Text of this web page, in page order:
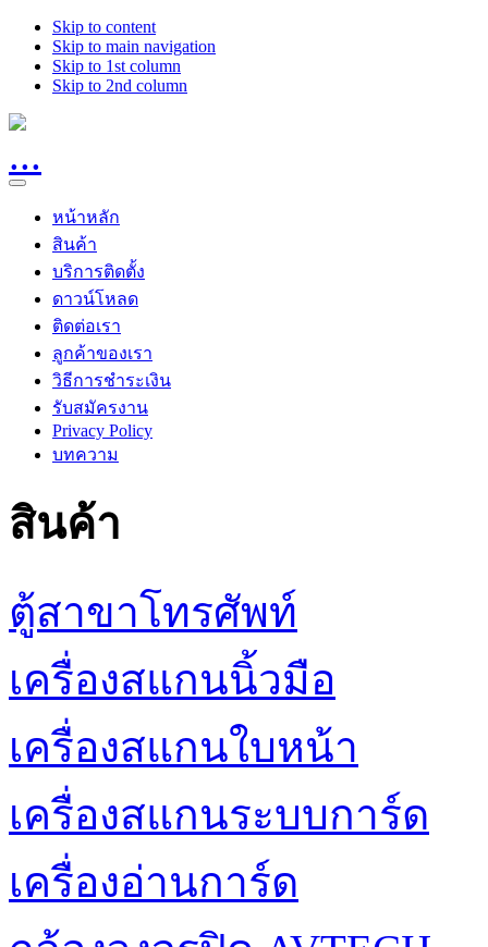
Skip to content
Skip to main navigation
Skip to 1st column
Skip to 2nd column
หน้าหลัก
สินค้า
บริการติดตั้ง
ดาวน์โหลด
ติดต่อเรา
ลูกค้าของเรา
วิธีการชำระเงิน
รับสมัครงาน
Privacy Policy
บทความ
สินค้า
ตู้สาขาโทรศัพท์
เครื่องสแกนนิ้วมือ
เครื่องสแกนใบหน้า
เครื่องสแกนระบบการ์ด
เครื่องอ่านการ์ด